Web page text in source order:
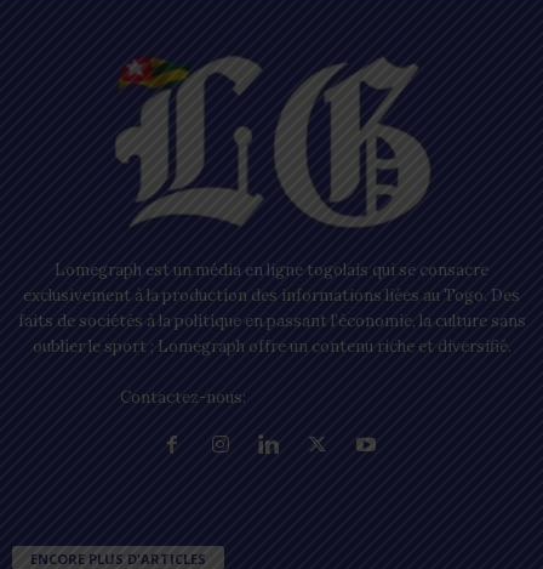
Lomegraph est un média en ligne togolais qui se consacre
exclusivement à la production des informations liées au Togo. Des
faits de sociétés à la politique en passant l’économie, la culture sans
oublier le sport ; Lomegraph offre un contenu riche et diversifié.
Contactez-nous:
ENCORE PLUS D'ARTICLES